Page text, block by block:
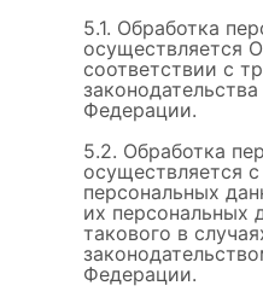
5.1. Обработка
осуществляется
соответствии с
Федерации.
5.2. Обработка
осуществляется
персональных
их персональных
такового в
Федерации.